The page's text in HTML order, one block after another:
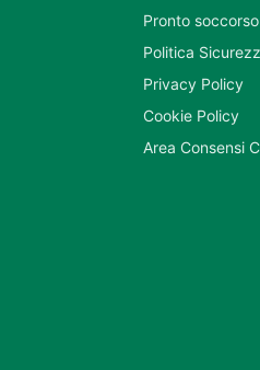
Pronto
Politica
Privacy Policy
Cookie Policy
Area Consensi